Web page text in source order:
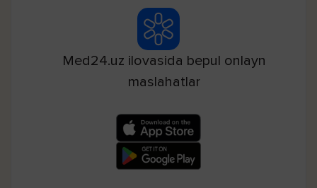
Med24.uz ilovasida bepul onlayn
maslahatlar